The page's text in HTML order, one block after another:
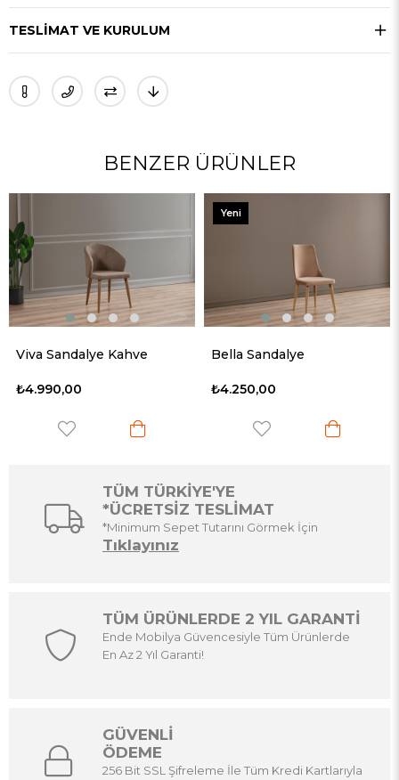
TESLIMAT VE KURULUM
BENZER ÜRÜNLER
Sandalye Kahve Bella Sandalye
₺4.250,00
Ürün
TÜM TÜRKİYE'YE
*ÜCRETSİZ TESLİMAT
*Minimum Sepet Tutarını Görmek İçin
Tıklayınız
TÜM ÜRÜNLERDE 2 YIL GARANTİ
Ende Mobilya Güvencesiyle Tüm Ürünlerde
En Az 2 Yıl Garanti!
GÜVENLİ
ÖDEME
256 Bit SSL Şifreleme İle Tüm Kredi Kartlarıyla